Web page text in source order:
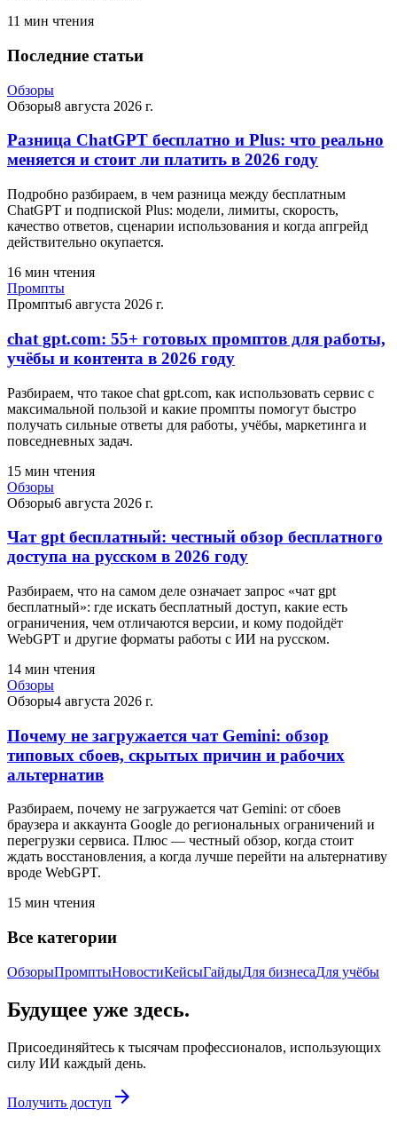
11 мин чтения
Последние статьи
Обзоры
Обзоры8 августа 2026 г.
Разница ChatGPT бесплатно и Plus: что реально
меняется и стоит ли платить в 2026 году
Подробно разбираем, в чем разница между бесплатным
ChatGPT и подпиской Plus: модели, лимиты, скорость,
качество ответов, сценарии использования и когда апгрейд
действительно окупается.
16 мин чтения
Промпты
Промпты6 августа 2026 г.
chat gpt.com: 55+ готовых промптов для работы,
учёбы и контента в 2026 году
Разбираем, что такое chat gpt.com, как использовать сервис с
максимальной пользой и какие промпты помогут быстро
получать сильные ответы для работы, учёбы, маркетинга и
повседневных задач.
15 мин чтения
Обзоры
Обзоры6 августа 2026 г.
Чат gpt бесплатный: честный обзор бесплатного
доступа на русском в 2026 году
Разбираем, что на самом деле означает запрос «чат gpt
бесплатный»: где искать бесплатный доступ, какие есть
ограничения, чем отличаются версии, и кому подойдёт
WebGPT и другие форматы работы с ИИ на русском.
14 мин чтения
Обзоры
Обзоры4 августа 2026 г.
Почему не загружается чат Gemini: обзор
типовых сбоев, скрытых причин и рабочих
альтернатив
Разбираем, почему не загружается чат Gemini: от сбоев
браузера и аккаунта Google до региональных ограничений и
перегрузки сервиса. Плюс — честный обзор, когда стоит
ждать восстановления, а когда лучше перейти на альтернативу
вроде WebGPT.
15 мин чтения
Все категории
ОбзорыПромптыНовостиКейсыГайдыДля бизнесаДля учёбы
Будущее уже здесь.
Присоединяйтесь к тысячам профессионалов, использующих
силу ИИ каждый день.
Получить доступ arrow_forward